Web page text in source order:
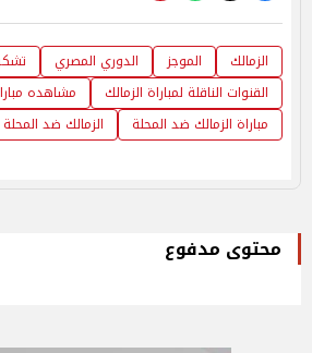
الزمالك الموجز الدوري المصري
القنوات الناقلة لمباراة الزمالك
مشاهده
مباراة الزمالك ضد المحلة
الزمالك ضد المحلة
محتوى مدفوع